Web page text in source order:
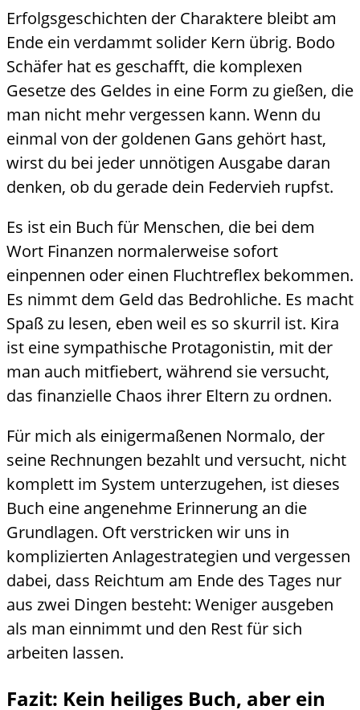
Erfolgsgeschichten der Charaktere bleibt am
Ende ein verdammt solider Kern übrig. Bodo
Schäfer hat es geschafft, die komplexen
Gesetze des Geldes in eine Form zu gießen, die
man nicht mehr vergessen kann. Wenn du
einmal von der goldenen Gans gehört hast,
wirst du bei jeder unnötigen Ausgabe daran
denken, ob du gerade dein Federvieh rupfst.
Es ist ein Buch für Menschen, die bei dem
Wort Finanzen normalerweise sofort
einpennen oder einen Fluchtreflex bekommen.
Es nimmt dem Geld das Bedrohliche. Es macht
Spaß zu lesen, eben weil es so skurril ist. Kira
ist eine sympathische Protagonistin, mit der
man auch mitfiebert, während sie versucht,
das finanzielle Chaos ihrer Eltern zu ordnen.
Für mich als einigermaßenen Normalo, der
seine Rechnungen bezahlt und versucht, nicht
komplett im System unterzugehen, ist dieses
Buch eine angenehme Erinnerung an die
Grundlagen. Oft verstricken wir uns in
komplizierten Anlagestrategien und vergessen
dabei, dass Reichtum am Ende des Tages nur
aus zwei Dingen besteht: Weniger ausgeben
als man einnimmt und den Rest für sich
arbeiten lassen.
Fazit: Kein heiliges Buch, aber ein